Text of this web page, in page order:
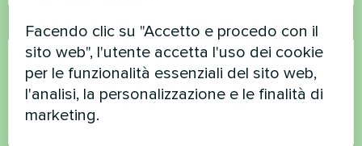
Commento
Facendo clic su "Accetto e procedo con il
sito web", l'utente accetta l'uso dei cookie
per le funzionalità essenziali del sito web,
l'analisi, la personalizzazione e le finalità di
marketing.